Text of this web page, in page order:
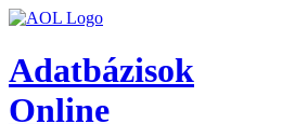
Adatbázisok
Online